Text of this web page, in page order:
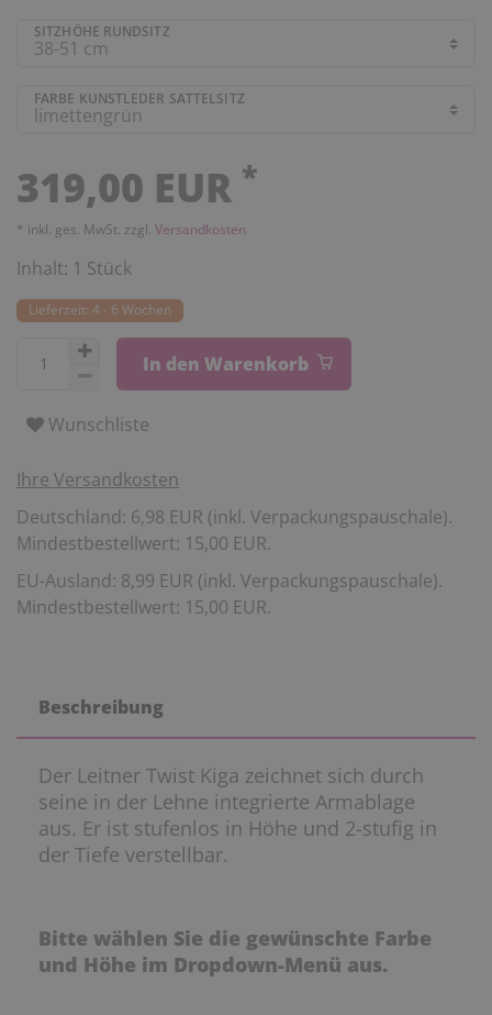
SITZHÖHE RUNDSITZ
FARBE KUNSTLEDER SATTELSITZ
319,00 EUR *
* inkl. ges. MwSt. zzgl. Versandkosten
Inhalt: 1 Stück
Lieferzeit: 4 - 6 Wochen
In den Warenkorb
Wunschliste
Ihre Versandkosten
Deutschland: 6,98 EUR (inkl. Verpackungspauschale).
Mindestbestellwert: 15,00 EUR.
EU-Ausland: 8,99 EUR (inkl. Verpackungspauschale).
Mindestbestellwert: 15,00 EUR.
Beschreibung
Der Leitner Twist Kiga zeichnet sich durch
seine in der Lehne integrierte Armablage
aus. Er ist stufenlos in Höhe und 2-stufig in
der Tiefe verstellbar.
Bitte wählen Sie die gewünschte Farbe
und Höhe im Dropdown-Menü aus.